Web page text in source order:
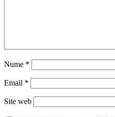
Nume *
Email *
Site web